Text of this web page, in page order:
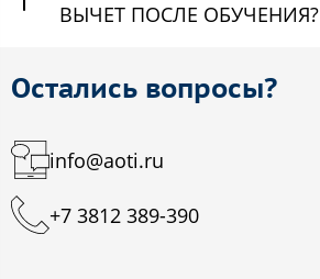
ВЫЧЕТ ПОСЛЕ ОБУЧЕНИЯ?
Остались вопросы?
info@aoti.ru
+7 3812 389-390